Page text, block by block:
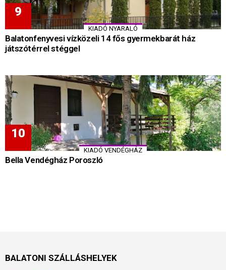
KIADÓ NYARALÓ
Balatonfenyvesi vízközeli 14 fős gyermekbarát ház
játszótérrel stéggel
KIADÓ VENDÉGHÁZ
Bella Vendégház Poroszló
BALATONI SZÁLLÁSHELYEK